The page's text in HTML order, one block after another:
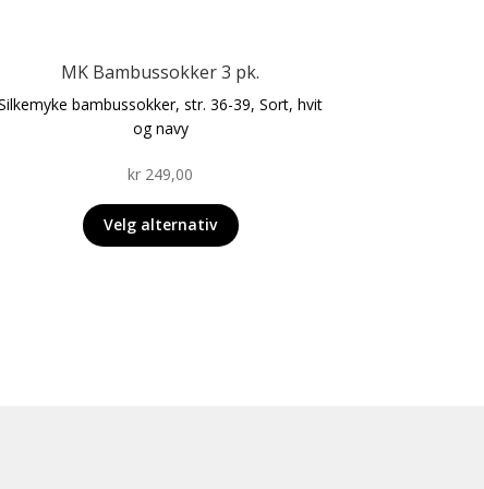
MK Bambussokker 3 pk.
bambussokker, str. 36-39, Sort, hvit
og navy
kr 249,00
Velg alternativ
varianter.
Alternativene
kan
på
produktsiden